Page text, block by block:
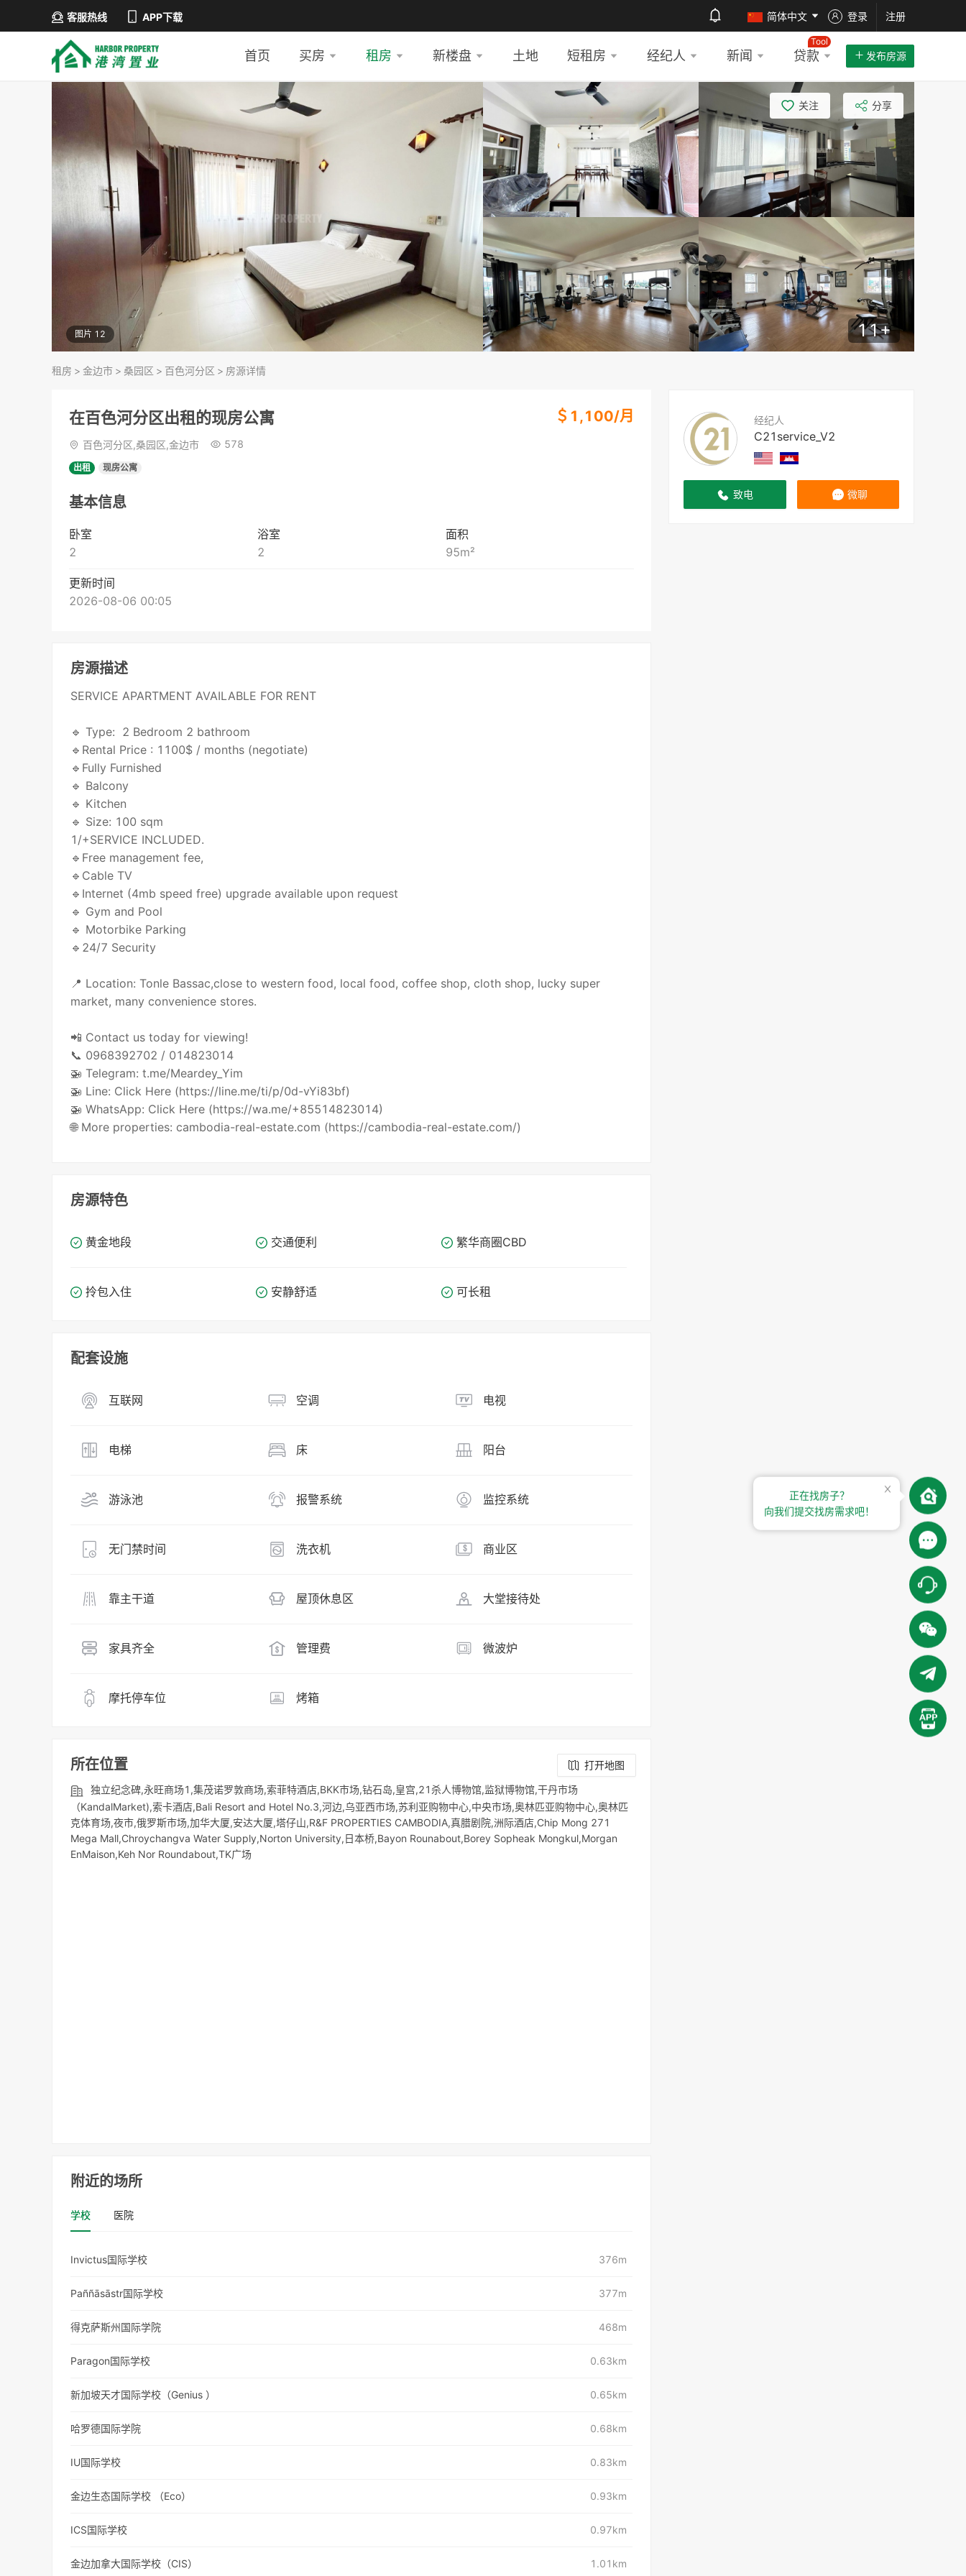
客服热线 APP下载 简体中文 登录 注册
首页 买房 租房 新楼盘 土地 短租房 经纪人 新闻 贷款
Tool
发布房源
图片 12 11+
关注 分享
租房 > 金边市 > 桑园区 > 百色河分区 > 房源详情
经纪人
C21service_V2
致电 微聊
在百色河分区出租的现房公寓 ＄ 1,100/月
百色河分区,桑园区,金边市 578
出租 现房公寓
基本信息
卧室
2
浴室
2
面积
95m²
更新时间
2026-08-06 00:05
房源描述
SERVICE APARTMENT AVAILABLE FOR RENT
🔹 Type: 2 Bedroom 2 bathroom
🔹Rental Price : 1100$ / months (negotiate)
🔹Fully Furnished
🔹 Balcony
🔹 Kitchen
🔹 Size: 100 sqm
1/+SERVICE INCLUDED.
🔹Free management fee,
🔹Cable TV
🔹Internet (4mb speed free) upgrade available upon request
🔹 Gym and Pool
🔹 Motorbike Parking
🔹24/7 Security
📍 Location: Tonle Bassac,close to western food, local food, coffee shop, cloth shop, lucky super
market, many convenience stores.
📲 Contact us today for viewing!
📞 0968392702 / 014823014
🚁 Telegram: t.me/Meardey_Yim
🚁 Line: Click Here (https://line.me/ti/p/0d-vYi83bf)
🚁 WhatsApp: Click Here (https://wa.me/+85514823014)
🌐 More properties: cambodia-real-estate.com (https://cambodia-real-estate.com/)
房源特色
黄金地段 交通便利 繁华商圈​​CBD
拎包入住 安静舒适 可长租
配套设施
互联网 空调 电视
电梯 床 阳台
游泳池 报警系统 监控系统
无门禁时间 洗衣机 商业区
靠主干道 屋顶休息区 大堂接待处
家具齐全 管理费 微波炉
摩托停车位 烤箱
所在位置
打开地图
独立纪念碑,永旺商场1,集茂诺罗敦商场,索菲特酒店,BKK市场,钻石岛,皇宫,21杀人博物馆,监狱博物馆,干丹市场
（KandalMarket),索卡酒店,Bali Resort and Hotel No.3,河边,乌亚西市场,苏利亚购物中心,中央市场,奥林匹亚购物中心,奥林匹
克体育场,夜市,俄罗斯市场,加华大厦,安达大厦,塔仔山,R&F PROPERTIES CAMBODIA,真腊剧院,洲际酒店,Chip Mong 271
Mega Mall,Chroychangva Water Supply,Norton University,日本桥,Bayon Rounabout,Borey Sopheak Mongkul,Morgan
EnMaison,Keh Nor Roundabout,TK广场
附近的场所
学校 医院
Invictus国际学校 376m
Paññāsāstr国际学校 377m
得克萨斯州国际学院 468m
Paragon国际学校 0.63km
新加坡天才国际学校（Genius ） 0.65km
哈罗德国际学院 0.68km
IU国际学校 0.83km
金边生态国际学校 （Eco） 0.93km
ICS国际学校 0.97km
金边加拿大国际学校（CIS） 1.01km
正在找房子？
向我们提交找房需求吧！